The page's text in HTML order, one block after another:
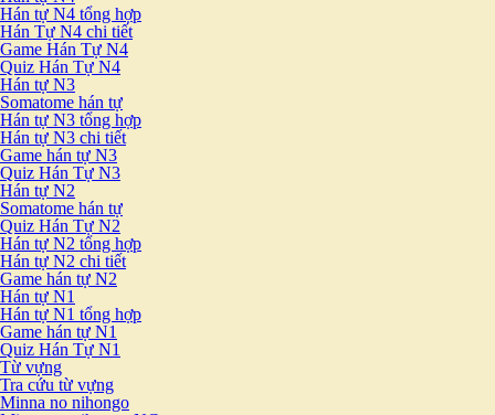
Hán tự N4 tổng hợp
Hán Tự N4 chi tiết
Game Hán Tự N4
Quiz Hán Tự N4
Hán tự N3
Somatome hán tự
Hán tự N3 tổng hợp
Hán tự N3 chi tiết
Game hán tự N3
Quiz Hán Tự N3
Hán tự N2
Somatome hán tự
Quiz Hán Tự N2
Hán tự N2 tổng hợp
Hán tự N2 chi tiết
Game hán tự N2
Hán tự N1
Hán tự N1 tổng hợp
Game hán tự N1
Quiz Hán Tự N1
Từ vựng
Tra cứu từ vựng
Minna no nihongo